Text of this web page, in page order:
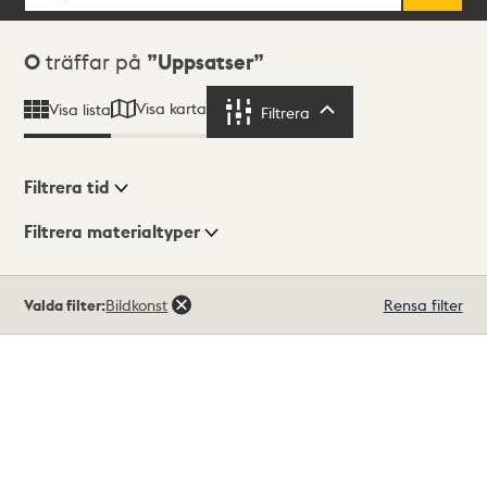
Sökresultat
0 träffar på Uppsatser
Visa lista Visa karta Filtrera
Visningsläge
Filtrera tid
Filtrera materialtyper
träffar
Valda filter:Bildkonst Rensa filter